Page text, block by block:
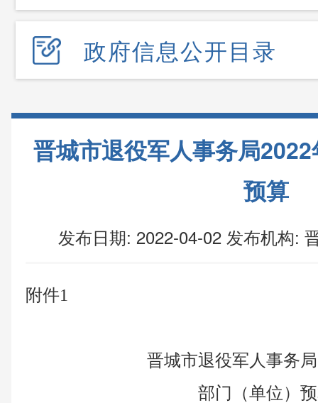
政府信息公开目录
晋城市退役军人事务局
预算
发布日期: 2022-04-02 发布机构:
附件1
晋城市退役军人事务局
部门（单位）